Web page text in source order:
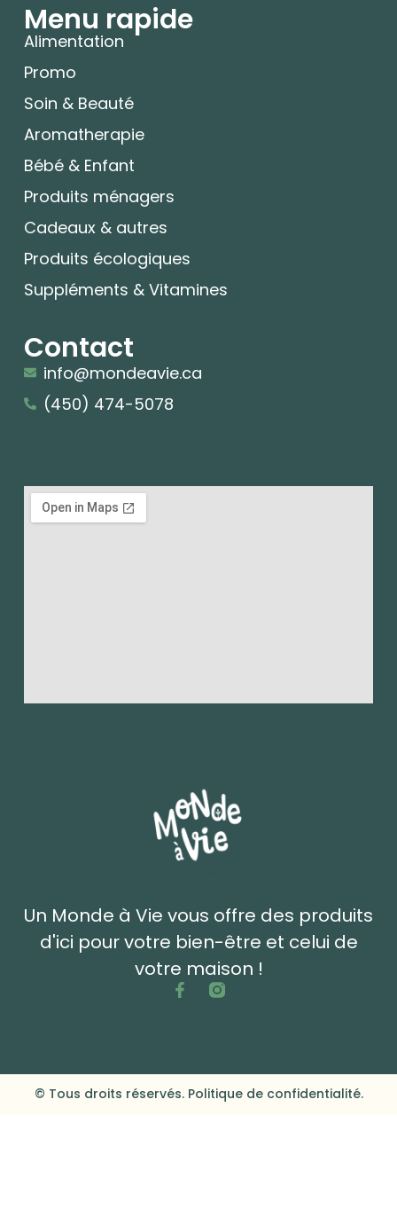
Un Monde à Vie vous offre des produits
d'ici pour votre bien-être et celui de
votre maison !
Menu rapide
Alimentation
Promo
Soin & Beauté
Aromatherapie
Bébé & Enfant
Produits ménagers
Cadeaux & autres
Produits écologiques
Suppléments & Vitamines
Contact
info@mondeavie.ca
(450) 474-5078
© Tous droits réservés. Politique de confidentialité.